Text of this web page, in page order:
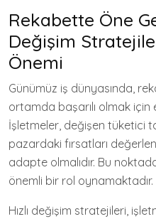
Rekabette Öne
Değişim
Önemi
Günümüz iş dünyasında,
ortamda başarılı olmak
İşletmeler, değişen tüketici
pazardaki fırsatları
adapte olmalıdır. Bu
önemli bir rol oynamaktadır.
Hızlı değişim stratejileri,